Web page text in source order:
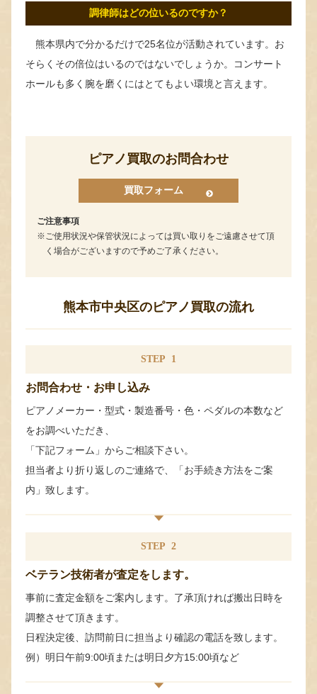
調律師はどの位いるのですか？
熊本県内で分かるだけで25名位が活動されています。お
そらくその倍位はいるのではないでしょうか。コンサート
ホールも多く腕を磨くにはとてもよい環境と言えます。
ピアノ買取のお問合わせ
買取フォーム
ご注意事項
ご使用状況や保管状況によっては買い取りをご遠慮させて頂
く場合がございますので予めご了承ください。
熊本市中央区のピアノ買取の流れ
STEP 1
お問合わせ・お申し込み
ピアノメーカー・型式・製造番号・色・ペダルの本数など
をお調べいただき、
「下記フォーム」からご相談下さい。
担当者より折り返しのご連絡で、「お手続き方法をご案
内」致します。
STEP 2
ベテラン技術者が査定をします。
事前に査定金額をご案内します。了承頂ければ搬出日時を
調整させて頂きます。
日程決定後、訪問前日に担当より確認の電話を致します。
例）明日午前9:00頃または明日夕方15:00頃など